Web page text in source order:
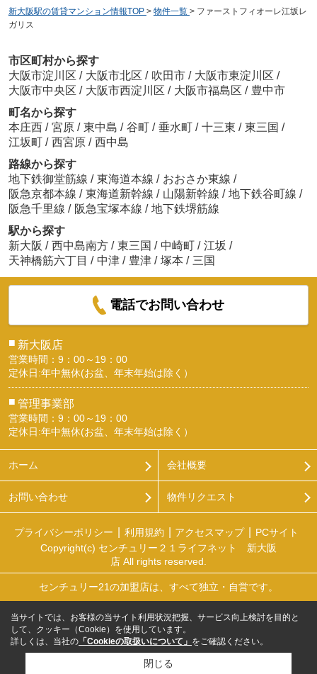
新大阪駅の賃貸マンション情報TOP > 物件一覧 > ファーストフィオーレ江坂レ
ガリス
市区町村から探す
大阪市淀川区 / 大阪市北区 / 吹田市 / 大阪市東淀川区 /
大阪市中央区 / 大阪市西淀川区 / 大阪市福島区 / 豊中市
町名から探す
本庄西 / 宮原 / 東中島 / 谷町 / 垂水町 / 十三東 / 東三国 /
江坂町 / 西宮原 / 西中島
路線から探す
地下鉄御堂筋線 / 東海道本線 / おおさか東線 /
阪急京都本線 / 東海道新幹線 / 山陽新幹線 / 地下鉄谷町線 /
阪急千里線 / 阪急宝塚本線 / 地下鉄堺筋線
駅から探す
新大阪 / 西中島南方 / 東三国 / 中崎町 / 江坂 /
天神橋筋六丁目 / 中津 / 豊津 / 塚本 / 三国
電話でお問い合わせ
■ 新大阪店
営業時間：9：00～19：00
定休日:年中無休(お盆、年末年始は除く）
■ 管理事業部
営業時間：9：00～19：00
定休日:年中無休(お盆、年末年始は除く）
ホーム 会社概要
お問い合わせ 物件リクエスト
プライバシーポリシー 利用規約 アクセスマップ
PCサイト
Copyright(c) センチュリー２１ライフネット 新大阪
店 All rights reserved.
センチュリー21の加盟店は、すべて独立・自営です。
当サイトでは、お客様の当サイト利用状況把握、サービス向上検討を目的と
して、クッキー（Cookie）を使用しています。
詳しくは、当社の 「Cookieの取扱いについて」 をご確認ください。
閉じる